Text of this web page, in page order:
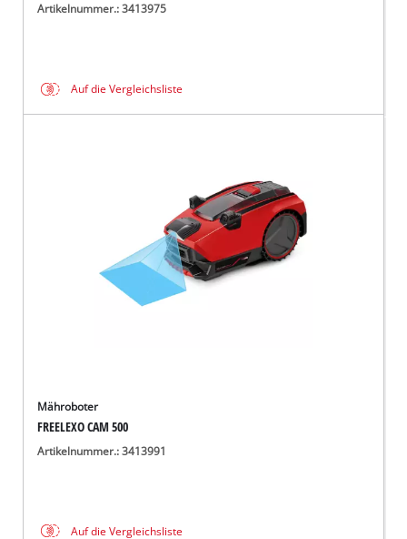
Artikelnummer.: 3413975
Auf die Vergleichsliste
Mähroboter
FREELEXO CAM 500
Artikelnummer.: 3413991
Auf die Vergleichsliste